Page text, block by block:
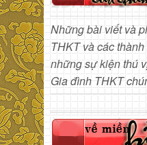
Những bài viết và
THKT và các
những sự kiện thú
Gia đình THKT